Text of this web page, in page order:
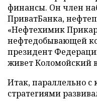
финансы. Он член
ПриватБанка,
«Нефтехимик
нефтедобывающей
президент
живет Коломойский
Итак, параллельно
стратегиями